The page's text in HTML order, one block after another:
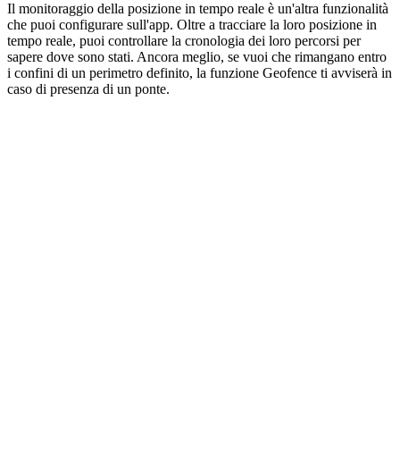
Il monitoraggio della posizione in tempo reale è un'altra funzionalità
che puoi configurare sull'app. Oltre a tracciare la loro posizione in
tempo reale, puoi controllare la cronologia dei loro percorsi per
sapere dove sono stati. Ancora meglio, se vuoi che rimangano entro
i confini di un perimetro definito, la funzione Geofence ti avviserà in
caso di presenza di un ponte.